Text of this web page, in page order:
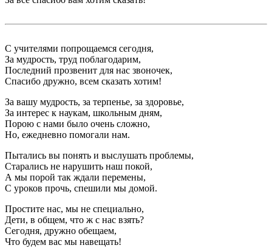
С учителями попрощаемся сегодня,
За мудрость, труд поблагодарим,
Последний прозвенит для нас звоночек,
Спасибо дружно, всем сказать хотим!
За вашу мудрость, за терпенье, за здоровье,
За интерес к наукам, школьным дням,
Порою с нами было очень сложно,
Но, ежедневно помогали нам.
Пытались вы понять и выслушать проблемы,
Старались не нарушить наш покой,
А мы порой так ждали перемены,
С уроков прочь, спешили мы домой.
Простите нас, мы не специально,
Дети, в общем, что ж с нас взять?
Сегодня, дружно обещаем,
Что будем вас мы навещать!